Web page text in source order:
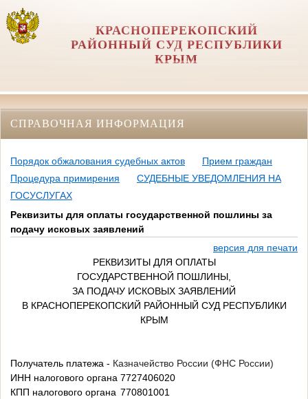
КРАСНОПЕРЕКОПСКИЙ
РАЙОННЫЙ СУД РЕСПУБЛИКИ
КРЫМ
СПРАВОЧНАЯ ИНФОРМАЦИЯ
Порядок обжалования судебных актов
Прием граждан
Процедура примирения
СУДЕБНЫЕ УВЕДОМЛЕНИЯ НА
ГОСУСЛУГАХ
Реквизиты для оплаты государственной пошлины за
подачу исковых заявлений
версия для печати
РЕКВИЗИТЫ ДЛЯ ОПЛАТЫ
ГОСУДАРСТВЕННОЙ ПОШЛИНЫ,
ЗА ПОДАЧУ ИСКОВЫХ ЗАЯВЛЕНИЙ
В КРАСНОПЕРЕКОПСКИЙ РАЙОННЫЙ СУД РЕСПУБЛИКИ
КРЫМ
Получатель платежа - Казначейство России (ФНС России)
ИНН налогового органа 7727406020
КПП налогового органа 770801001